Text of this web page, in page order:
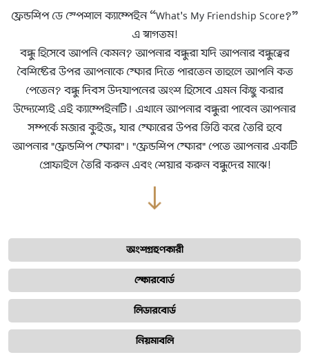
ফ্রেন্ডশিপ ডে স্পেশাল ক্যাম্পেইন “What's My Friendship Score?”
এ স্বাগতম!
বন্ধু হিসেবে আপনি কেমন? আপনার বন্ধুরা যদি আপনার বন্ধুত্বের
বৈশিষ্টের উপর আপনাকে স্কোর দিতে পারতেন তাহলে আপনি কত
পেতেন? বন্ধু দিবস উদযাপনের অংশ হিসেবে এমন কিছু করার
উদ্দ্যেশ্যেই এই ক্যাম্পেইনটি। এখানে আপনার বন্ধুরা পাবেন আপনার
সম্পর্কে মজার কুইজ, যার স্কোরের উপর ভিত্তি করে তৈরি হবে
আপনার "ফ্রেন্ডশিপ স্কোর"। "ফ্রেন্ডশিপ স্কোর" পেতে আপনার একটি
প্রোফাইল তৈরি করুন এবং শেয়ার করুন বন্ধুদের মাঝে!
অংশগ্রহণকারী
স্কোরবোর্ড
লিডারবোর্ড
নিয়মাবলি